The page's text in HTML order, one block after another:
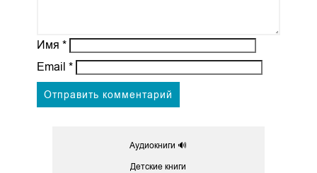
Имя *
Email *
Аудиокниги 🔊
Детские книги